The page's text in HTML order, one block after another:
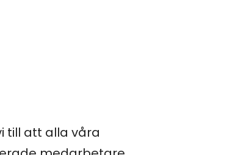
till att alla våra